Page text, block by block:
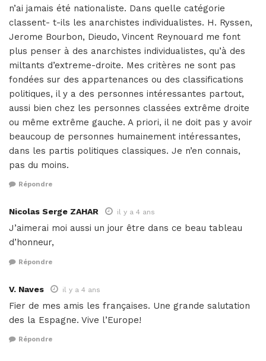
n’ai jamais été nationaliste. Dans quelle catégorie
classent- t-ils les anarchistes individualistes. H. Ryssen,
Jerome Bourbon, Dieudo, Vincent Reynouard me font
plus penser à des anarchistes individualistes, qu’à des
miltants d’extreme-droite. Mes critères ne sont pas
fondées sur des appartenances ou des classifications
politiques, il y a des personnes intéressantes partout,
aussi bien chez les personnes classées extrême droite
ou même extrême gauche. A priori, il ne doit pas y avoir
beaucoup de personnes humainement intéressantes,
dans les partis politiques classiques. Je n’en connais,
pas du moins.
Répondre
Nicolas Serge ZAHAR il y a 4 ans
J’aimerai moi aussi un jour être dans ce beau tableau
d’honneur,
Répondre
V. Naves il y a 4 ans
Fier de mes amis les françaises. Une grande salutation
des la Espagne. Vive l’Europe!
Répondre